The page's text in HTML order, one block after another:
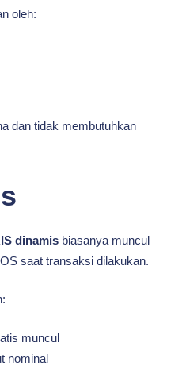
oleh:
dan tidak membutuhkan
dinamis biasanya muncul
saat transaksi dilakukan.
muncul
nominal